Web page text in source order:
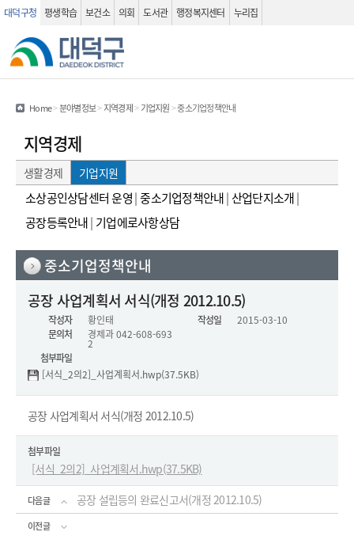
대덕구청 평생학습 보건소 의회 도서관 행정복지센터 누리집
Home>분야별정보>지역경제>기업지원>중소기업정책안내
지역경제
생활경제 기업지원
소상공인상담센터 운영| 중소기업정책안내| 산업단지소개|
공장등록안내| 기업에로사항상담
중소기업정책안내
중소기업정책안내(상세화면) - 제목, 작성자, 작성일 , 문의처 , 내용 , 첨부파일 정보를 제공하는 표 입니다.
공장 사업계획서 서식(개정 2012.10.5)
작성자 황인태 작성일
2015-03-10
문의처
경제과042-608-693
2
첨부파일
[서식_2의2]_사업계획서.hwp(37.5KB)
공장 사업계획서 서식(개정 2012.10.5)
첨부파일
[서식_2의2]_사업계획서.hwp(37.5KB)
다음글 공장 설립등의 완료신고서(개정 2012.10.5)
이전글